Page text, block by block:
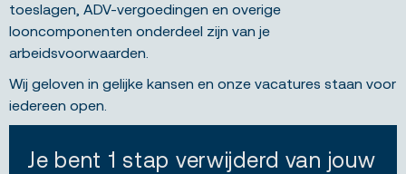
toeslagen, ADV-vergoedingen en overige
looncomponenten onderdeel zijn van je
arbeidsvoorwaarden.
Wij geloven in gelijke kansen en onze vacatures staan voor
iedereen open.
Je bent 1 stap verwijderd van jouw